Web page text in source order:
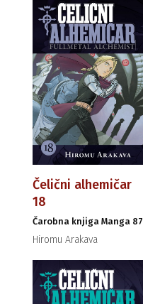
Čelični alhemičar
18
Čarobna knjiga Manga 87
Hiromu Arakava